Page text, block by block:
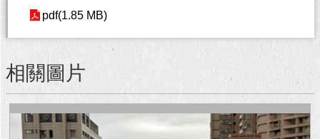
見
答
即
時
新
pdf(1.85 MB)
相關圖片